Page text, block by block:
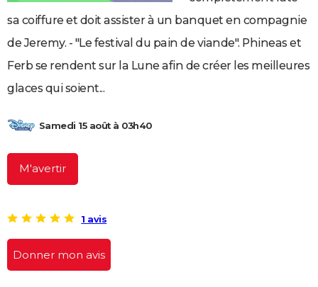
Destinations
City break
Voyage nature
Voyage de noces
Forum
PHOTO
GUIDES D'ACHAT
Carte de Noël
Carte Bonne année
Carte Saint-Valentin
Carte Pâques
Carte d'anniversaire
DICTIONNAIRE
Biographies
Expressions
S'inscrire
Se connecter
Lycées
Collèges
Primaires
Universités
Entreprises
Service militaire
Avis de recherche
AVIS DE DÉCÈS
Bricolage
Lifestyle
Culture
Sport
Auto
Television
Voyage
Cinema
sa coiffure et doit assister à un banquet en compagnie
de Jeremy. - "Le festival du pain de viande". Phineas et
Ferb se rendent sur la Lune afin de créer les meilleures
glaces qui soient...
Samedi 15 août à 03h40
M'avertir
1 avis
Donner mon avis